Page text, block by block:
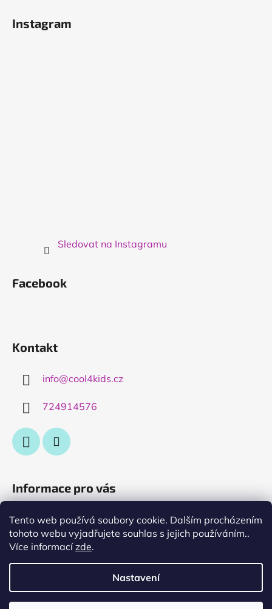
Tento web používá soubory cookie. Dalším procházením
tohoto webu vyjadřujete souhlas s jejich používáním..
Více informacízde.
Nastavení
Instagram
Sledovat na Instagramu
Facebook
Kontakt
info@cool4kids.cz
724914576
Informace pro vás
Obchodní podmínky
Podmínky ochrany osobních údajů
výměna nebo vrácení zboží